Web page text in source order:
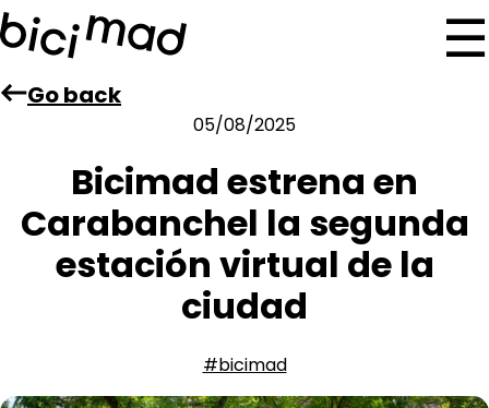
Skip
to
content
☰
Go back
05/08/2025
Bicimad estrena en
Carabanchel la segunda
estación virtual de la
ciudad
#bicimad